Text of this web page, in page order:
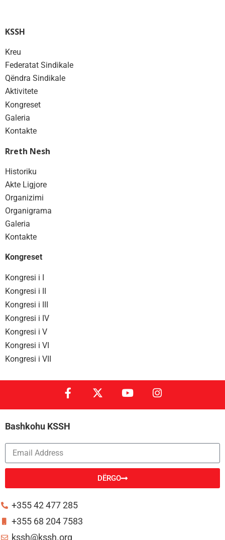
KSSH
Kreu
Federatat Sindikale
Qëndra Sindikale
Aktivitete
Kongreset
Galeria
Kontakte
Rreth Nesh
Historiku
Akte Ligjore
Organizimi
Organigrama
Galeria
Kontakte
Kongreset
Kongresi i I
Kongresi i II
Kongresi i III
Kongresi i IV
Kongresi i V
Kongresi i VI
Kongresi i VII
Bashkohu KSSH
DËRGO
+355 42 477 285
+355 68 204 7583
kssh@kssh.org